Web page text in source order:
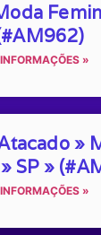
»
»
SP »
»